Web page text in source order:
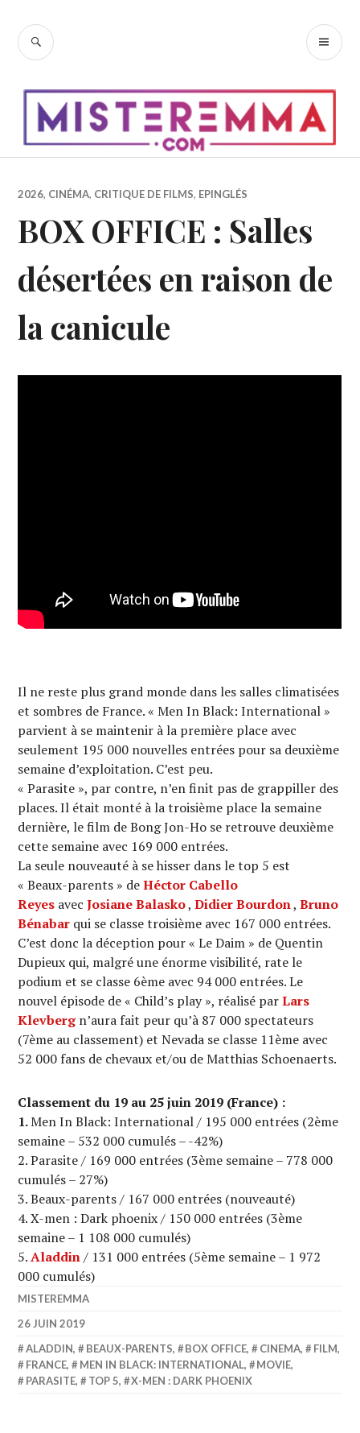
contenu
RECHERCHE
2026, CINÉMA, CRITIQUE DE FILMS, EPINGLÉS
BOX OFFICE : Salles
désertées en raison de
la canicule
Il ne reste plus grand monde dans les salles climatisées
et sombres de France. « Men In Black: International »
parvient à se maintenir à la première place avec
seulement 195 000 nouvelles entrées pour sa deuxième
semaine d’exploitation. C’est peu.
« Parasite », par contre, n’en finit pas de grappiller des
places. Il était monté à la troisième place la semaine
dernière, le film de Bong Jon-Ho se retrouve deuxième
cette semaine avec 169 000 entrées.
La seule nouveauté à se hisser dans le top 5 est
« Beaux-parents » deHéctor Cabello
Reyes avecJosiane Balasko,Didier Bourdon,Bruno
Bénabar qui se classe troisième avec 167 000 entrées.
C’est donc la déception pour « Le Daim » de Quentin
Dupieux qui, malgré une énorme visibilité, rate le
podium et se classe 6ème avec 94 000 entrées. Le
nouvel épisode de « Child’s play », réalisé parLars
Klevbergn’aura fait peur qu’à 87 000 spectateurs
(7ème au classement) et Nevada se classe 11ème avec
52 000 fans de chevaux et/ou de Matthias Schoenaerts.
Classement du 19 au 25 juin 2019 (France) :
1.Men In Black: International / 195 000 entrées (2ème
semaine – 532 000 cumulés – -42%)
2. Parasite / 169 000 entrées (3ème semaine – 778 000
cumulés – 27%)
3. Beaux-parents / 167 000 entrées (nouveauté)
4. X-men : Dark phoenix / 150 000 entrées (3ème
semaine – 1 108 000 cumulés)
5.Aladdin/ 131 000 entrées (5ème semaine – 1 972
000 cumulés)
MISTEREMMA
26 JUIN 2019
ALADDIN, BEAUX-PARENTS, BOX OFFICE, CINEMA, FILM,
FRANCE, MEN IN BLACK: INTERNATIONAL, MOVIE,
PARASITE, TOP 5, X-MEN : DARK PHOENIX